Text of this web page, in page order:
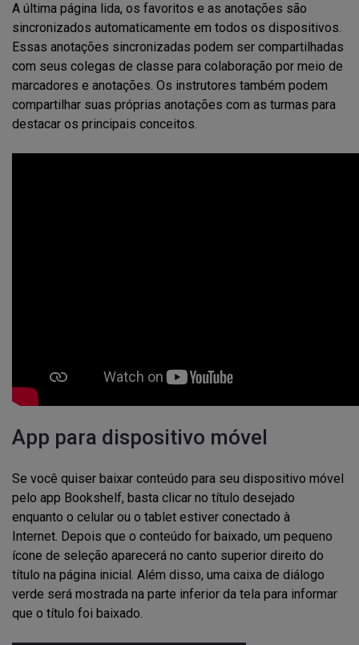
A última página lida, os favoritos e as anotações são
sincronizados automaticamente em todos os dispositivos.
Essas anotações sincronizadas podem ser compartilhadas
com seus colegas de classe para colaboração por meio de
marcadores e anotações. Os instrutores também podem
compartilhar suas próprias anotações com as turmas para
destacar os principais conceitos.
App para dispositivo móvel
Se você quiser baixar conteúdo para seu dispositivo móvel
pelo app Bookshelf, basta clicar no título desejado
enquanto o celular ou o tablet estiver conectado à
Internet. Depois que o conteúdo for baixado, um pequeno
ícone de seleção aparecerá no canto superior direito do
título na página inicial. Além disso, uma caixa de diálogo
verde será mostrada na parte inferior da tela para informar
que o título foi baixado.